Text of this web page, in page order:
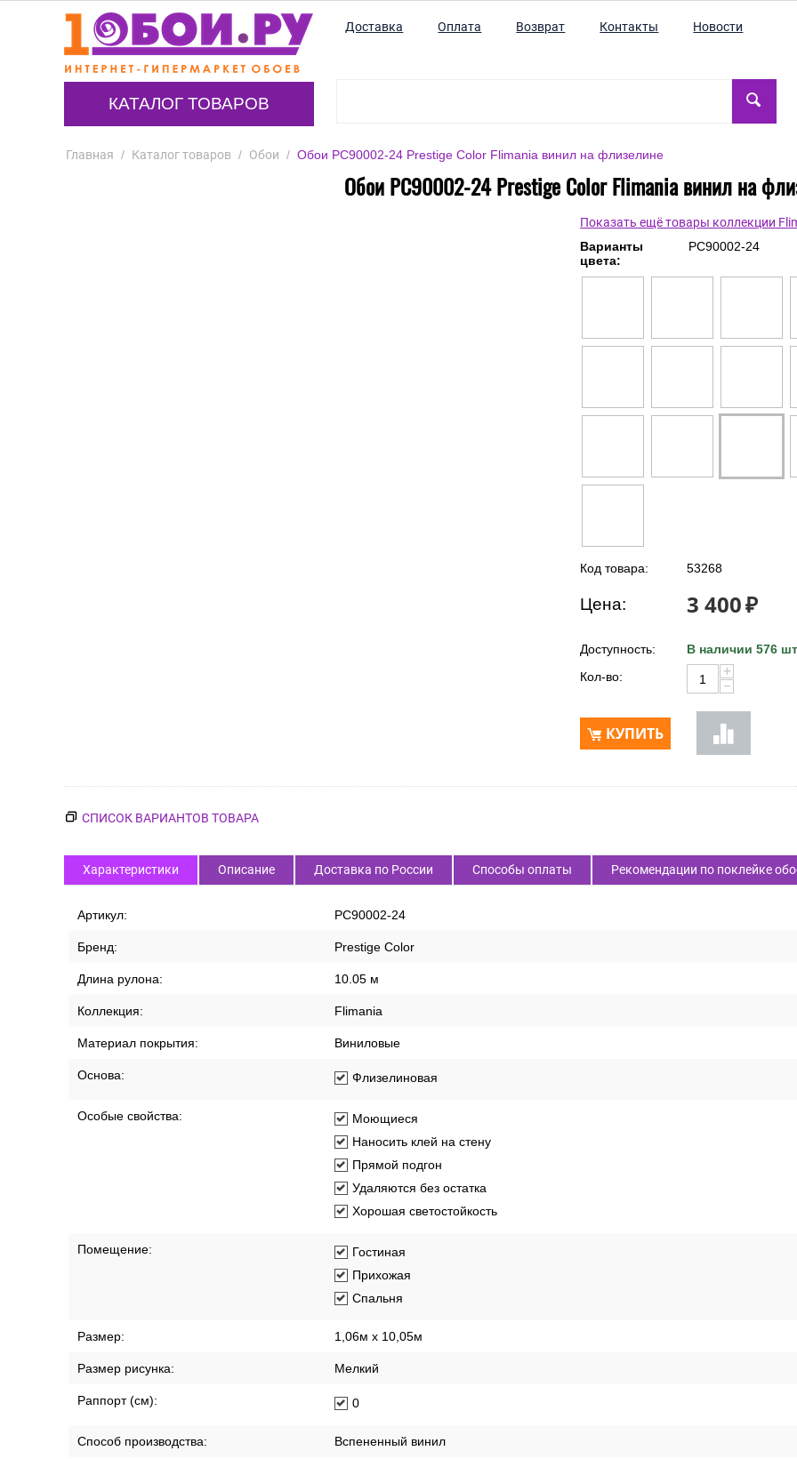
КАТАЛОГ ТОВАРОВ
Доставка Оплата Возврат Контакты Новости
Главная / Каталог товаров / Обои / Обои PC90002-24 Prestige Color Flimania винил на флизелине
Обои PC90002-24 Prestige Color Flimania винил на
Показать ещё товары коллекции
Варианты
цвета:
PC90002-24
Код товара: 53268
Цена: 3 400₽
Доступность:
В наличии 576
Кол-во:
+
−
КУПИТЬ
СПИСОК ВАРИАНТОВ ТОВАРА
Характеристики Описание Доставка по России Способы оплаты Рекомендации по поклейке
Артикул: PC90002-24
Бренд: Prestige Color
Длина рулона: 10.05 м
Коллекция: Flimania
Материал покрытия: Виниловые
Основа: Флизелиновая
Особые свойства:
Моющиеся
Наносить клей на стену
Прямой подгон
Удаляются без остатка
Хорошая светостойкость
Помещение:
Гостиная
Прихожая
Спальня
Размер: 1,06м х 10,05м
Размер рисунка: Мелкий
Раппорт (см): 0
Способ производства: Вспененный винил